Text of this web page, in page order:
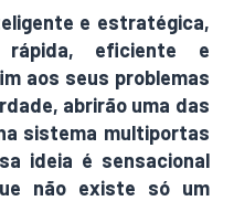
e estratégica,
rápida, eficiente e
aos seus problemas
abrirão uma das
sistema multiportas
ideia é sensacional
não existe só um